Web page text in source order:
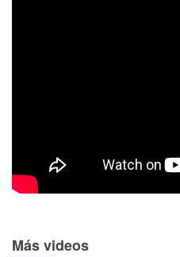
Más videos